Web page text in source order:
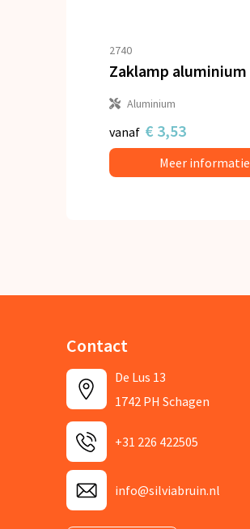
2740
Aluminium
vanaf € 3,53
Meer informatie
Contact
De Lus 13
1742 PH Schagen
+31 226 422505
info@silviabruin.nl